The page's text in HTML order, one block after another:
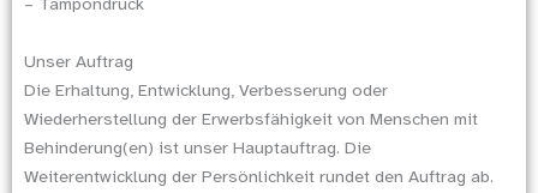
Unser Auftrag
Die Erhaltung, Entwicklung, Verbesserung oder
Wiederherstellung der Erwerbsfähigkeit von Menschen mit
Behinderung(en) ist unser Hauptauftrag. Die
Weiterentwicklung der Persönlichkeit rundet den Auftrag ab.